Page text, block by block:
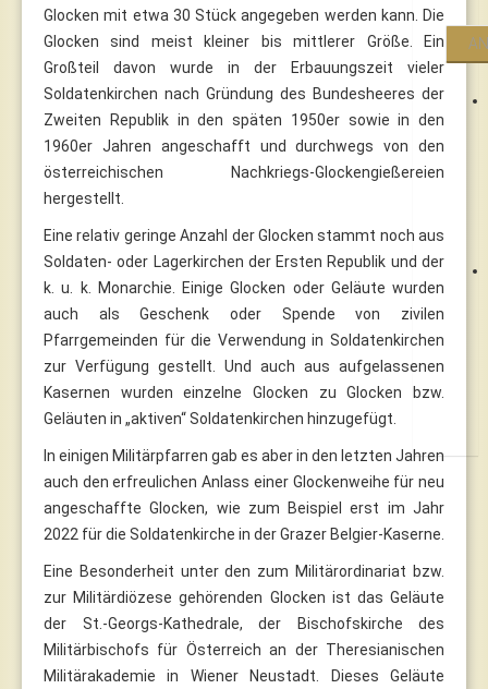
Glocken mit etwa 30 Stück angegeben werden kann. Die
Glocken sind meist kleiner bis mittlerer Größe. Ein
Großteil davon wurde in der Erbauungszeit vieler
Soldatenkirchen nach Gründung des Bundesheeres der
Zweiten Republik in den späten 1950er sowie in den
1960er Jahren angeschafft und durchwegs von den
österreichischen Nachkriegs-Glockengießereien
hergestellt.
Eine relativ geringe Anzahl der Glocken stammt noch aus
Soldaten- oder Lagerkirchen der Ersten Republik und der
k. u. k. Monarchie. Einige Glocken oder Geläute wurden
auch als Geschenk oder Spende von zivilen
Pfarrgemeinden für die Verwendung in Soldatenkirchen
zur Verfügung gestellt. Und auch aus aufgelassenen
Kasernen wurden einzelne Glocken zu Glocken bzw.
Geläuten in „aktiven“ Soldatenkirchen hinzugefügt.
In einigen Militärpfarren gab es aber in den letzten Jahren
auch den erfreulichen Anlass einer Glockenweihe für neu
angeschaffte Glocken, wie zum Beispiel erst im Jahr
2022 für die Soldatenkirche in der Grazer Belgier-Kaserne.
Eine Besonderheit unter den zum Militärordinariat bzw.
zur Militärdiözese gehörenden Glocken ist das Geläute
der St.-Georgs-Kathedrale, der Bischofskirche des
Militärbischofs für Österreich an der Theresianischen
Militärakademie in Wiener Neustadt. Dieses Geläute